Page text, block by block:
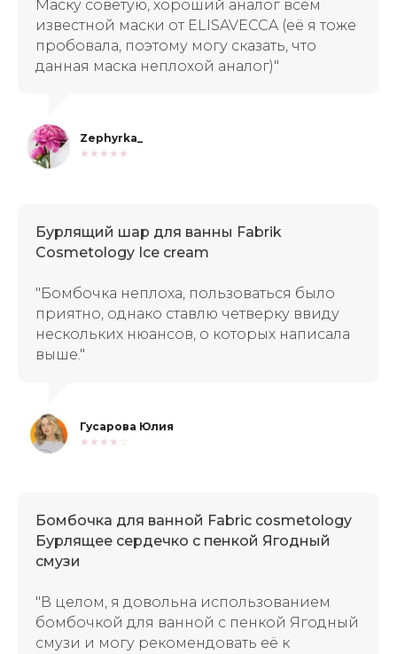
Маску советую, хороший аналог всем
известной маски от ELISAVECCA (её я тоже
пробовала, поэтому могу сказать, что
данная маска неплохой аналог)"
Zephyrka_
★★★★★
Бурлящий шар для ванны Fabrik
Cosmetology Ice cream
"Бомбочка неплоха, пользоваться было
приятно, однако ставлю четверку ввиду
нескольких нюансов, о которых написала
выше."
Гусарова Юлия
★★★★☆
Бомбочка для ванной Fabric cosmetology
Бурлящее сердечко с пенкой Ягодный
смузи
"В целом, я довольна использованием
бомбочкой для ванной с пенкой Ягодный
смузи и могу рекомендовать её к